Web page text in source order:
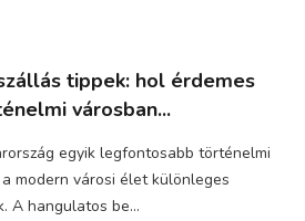
tippek: hol érdemes
városban...
egyik legfontosabb történelmi
modern városi élet különleges
A hangulatos be...